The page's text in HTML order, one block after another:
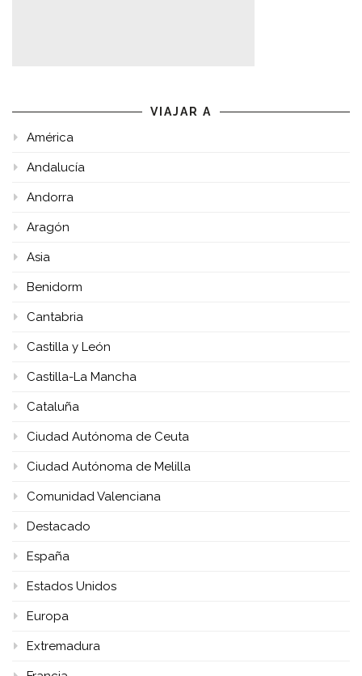
VIAJAR A
América
Andalucía
Andorra
Aragón
Asia
Benidorm
Cantabria
Castilla y León
Castilla-La Mancha
Cataluña
Ciudad Autónoma de Ceuta
Ciudad Autónoma de Melilla
Comunidad Valenciana
Destacado
España
Estados Unidos
Europa
Extremadura